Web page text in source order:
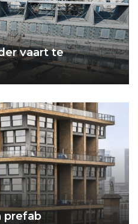
vaart te
prefab